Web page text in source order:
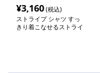
¥3,160(税込)
ストライプ シャツ すっ
きり着こなせるストライ